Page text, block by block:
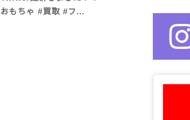
おもちゃ #買取 #フ…